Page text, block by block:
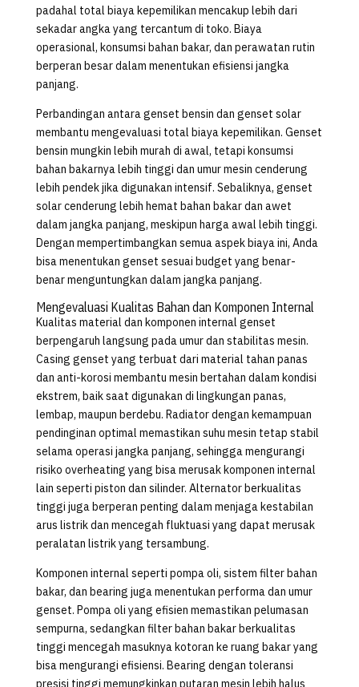
padahal total biaya kepemilikan mencakup lebih dari
sekadar angka yang tercantum di toko. Biaya
operasional, konsumsi bahan bakar, dan perawatan rutin
berperan besar dalam menentukan efisiensi jangka
panjang.
Perbandingan antara genset bensin dan genset solar
membantu mengevaluasi total biaya kepemilikan. Genset
bensin mungkin lebih murah di awal, tetapi konsumsi
bahan bakarnya lebih tinggi dan umur mesin cenderung
lebih pendek jika digunakan intensif. Sebaliknya, genset
solar cenderung lebih hemat bahan bakar dan awet
dalam jangka panjang, meskipun harga awal lebih tinggi.
Dengan mempertimbangkan semua aspek biaya ini, Anda
bisa menentukan genset sesuai budget yang benar-
benar menguntungkan dalam jangka panjang.
Mengevaluasi Kualitas Bahan dan Komponen Internal
Kualitas material dan komponen internal genset
berpengaruh langsung pada umur dan stabilitas mesin.
Casing genset yang terbuat dari material tahan panas
dan anti-korosi membantu mesin bertahan dalam kondisi
ekstrem, baik saat digunakan di lingkungan panas,
lembap, maupun berdebu. Radiator dengan kemampuan
pendinginan optimal memastikan suhu mesin tetap stabil
selama operasi jangka panjang, sehingga mengurangi
risiko overheating yang bisa merusak komponen internal
lain seperti piston dan silinder. Alternator berkualitas
tinggi juga berperan penting dalam menjaga kestabilan
arus listrik dan mencegah fluktuasi yang dapat merusak
peralatan listrik yang tersambung.
Komponen internal seperti pompa oli, sistem filter bahan
bakar, dan bearing juga menentukan performa dan umur
genset. Pompa oli yang efisien memastikan pelumasan
sempurna, sedangkan filter bahan bakar berkualitas
tinggi mencegah masuknya kotoran ke ruang bakar yang
bisa mengurangi efisiensi. Bearing dengan toleransi
presisi tinggi memungkinkan putaran mesin lebih halus